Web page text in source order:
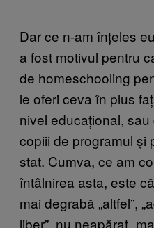
Dar ce n-am înțeles
a fost motivul pentru
de homeschooling
le oferi ceva în plus
nivel educațional,
copiii de programul și
stat. Cumva, ce am
întâlnirea asta, este
mai degrabă „altfel”,
liber”, nu neapărat